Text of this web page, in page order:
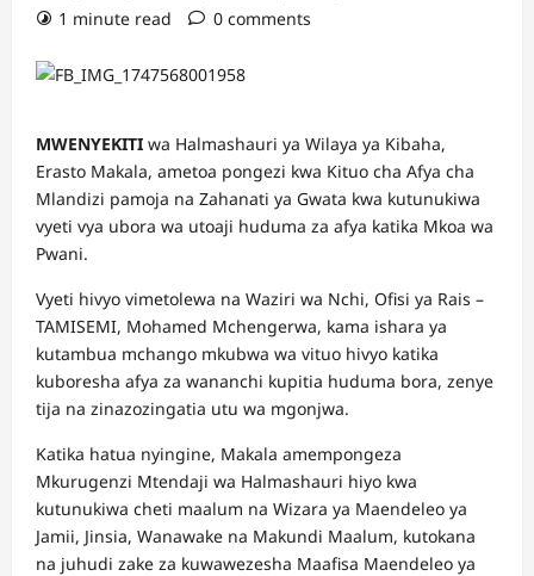
1 minute read
0 comments
MWENYEKITI wa Halmashauri ya Wilaya ya Kibaha,
Erasto Makala, ametoa pongezi kwa Kituo cha Afya cha
Mlandizi pamoja na Zahanati ya Gwata kwa kutunukiwa
vyeti vya ubora wa utoaji huduma za afya katika Mkoa wa
Pwani.
Vyeti hivyo vimetolewa na Waziri wa Nchi, Ofisi ya Rais –
TAMISEMI, Mohamed Mchengerwa, kama ishara ya
kutambua mchango mkubwa wa vituo hivyo katika
kuboresha afya za wananchi kupitia huduma bora, zenye
tija na zinazozingatia utu wa mgonjwa.
Katika hatua nyingine, Makala amempongeza
Mkurugenzi Mtendaji wa Halmashauri hiyo kwa
kutunukiwa cheti maalum na Wizara ya Maendeleo ya
Jamii, Jinsia, Wanawake na Makundi Maalum, kutokana
na juhudi zake za kuwawezesha Maafisa Maendeleo ya